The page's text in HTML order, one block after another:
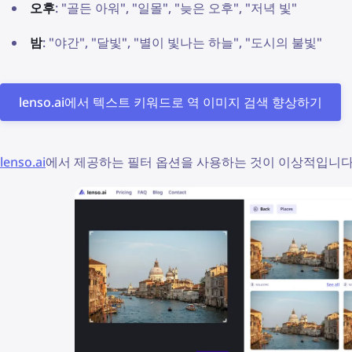
오후: "골든 아워", "일몰", "늦은 오후", "저녁 빛"
밤: "야간", "달빛", "별이 빛나는 하늘", "도시의 불빛"
lenso.ai에서 텍스트 키워드로 역 이미지 검색 향상하기
lenso.ai에서 제공하는 필터 옵션을 사용하는 것이 이상적입니